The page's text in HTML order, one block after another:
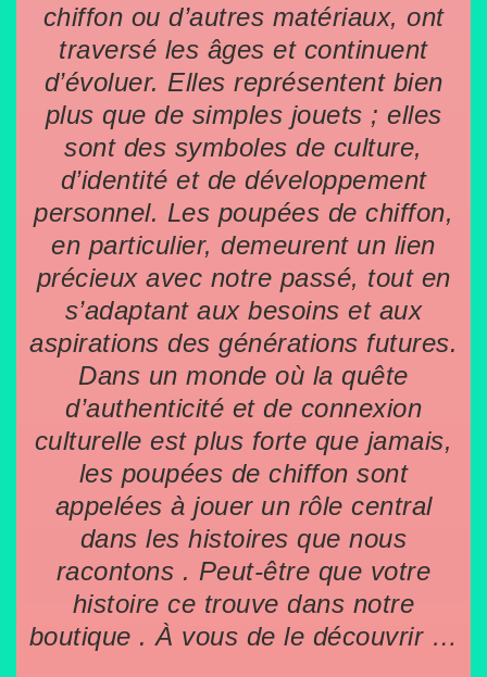
chiffon ou d’autres matériaux, ont
traversé les âges et continuent
d’évoluer. Elles représentent bien
plus que de simples jouets ; elles
sont des symboles de culture,
d’identité et de développement
personnel. Les poupées de chiffon,
en particulier, demeurent un lien
précieux avec notre passé, tout en
s’adaptant aux besoins et aux
aspirations des générations futures.
Dans un monde où la quête
d’authenticité et de connexion
culturelle est plus forte que jamais,
les poupées de chiffon sont
appelées à jouer un rôle central
dans les histoires que nous
racontons . Peut-être que votre
histoire ce trouve dans notre
boutique . À vous de le découvrir …